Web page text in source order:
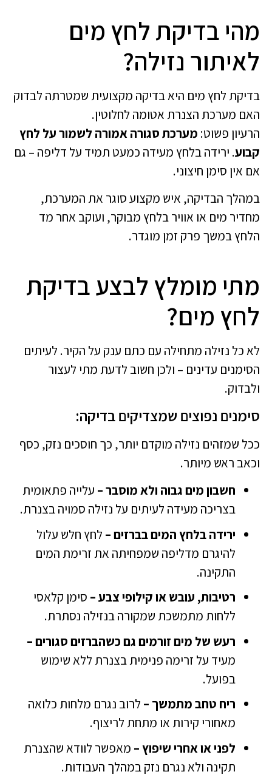
מהי בדיקת לחץ מים
לאיתור נזילה?
בדיקת לחץ מים היא בדיקה מקצועית שמטרתה לבדוק
האם מערכת הצנרת אטומה לחלוטין.
הרעיון פשוט: מערכת סגורה אמורה לשמור על לחץ
קבוע. ירידה בלחץ מעידה כמעט תמיד על דליפה – גם
אם אין סימן חיצוני.
במהלך הבדיקה, איש מקצוע סוגר את המערכת,
מחדיר מים או אוויר בלחץ מבוקר, ועוקב אחר מד
הלחץ במשך פרק זמן מוגדר.
מתי מומלץ לבצע בדיקת
לחץ מים?
לא כל נזילה מתחילה עם כתם ענק על הקיר. לעיתים
הסימנים עדינים – ולכן חשוב לדעת מתי לעצור
ולבדוק.
סימנים נפוצים שמצדיקים בדיקה:
ככל שמזהים נזילה מוקדם יותר, כך חוסכים נזק, כסף
וכאב ראש מיותר.
חשבון מים גבוה ולא מוסבר – עלייה פתאומית
בצריכה מעידה לעיתים על נזילה סמויה בצנרת.
ירידה בלחץ המים בברזים – לחץ חלש עלול
להיגרם מדליפה שמפחיתה את זרימת המים
התקינה.
רטיבות, עובש או קילופי צבע – סימן קלאסי
ללחות מתמשכת שמקורה בנזילה נסתרת.
רעש של מים זורמים גם כשהברזים סגורים –
מעיד על זרימה פנימית בצנרת ללא שימוש
בפועל.
ריח טחב מתמשך – לרוב נגרם מלחות כלואה
מאחורי קירות או מתחת לריצוף.
לפני או אחרי שיפוץ – מאפשר לוודא שהצנרת
תקינה ולא נגרם נזק במהלך העבודות.